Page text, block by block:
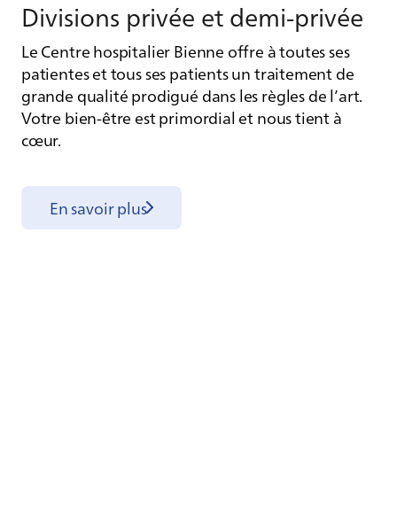
Di­vi­sions pri­vée et demi-pri­vée
Le Centre hospitalier Bienne offre à toutes ses
patientes et tous ses patients un traitement de
grande qualité prodigué dans les règles de l’art.
Votre bien-être est primordial et nous tient à
cœur.
En savoir plus